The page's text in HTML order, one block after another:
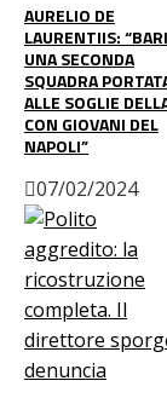
AURELIO DE
LAURENTIIS: “BARI
UNA SECONDA
SQUADRA
ALLE SOGLIE
CON GIOVANI DEL
NAPOLI”
07/02/2024